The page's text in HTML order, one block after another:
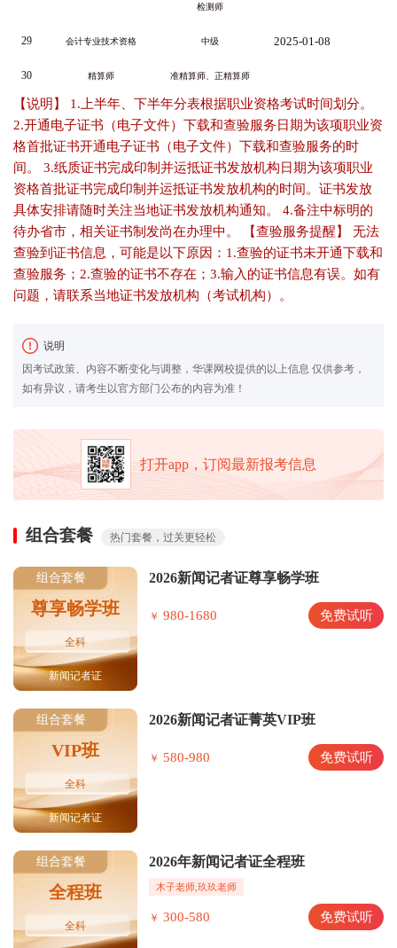
检测师
29 会计专业技术资格 中级 2025-01-08
30 精算师 准精算师、正精算师
【说明】 1.上半年、下半年分表根据职业资格考试时间划分。
2.开通电子证书（电子文件）下载和查验服务日期为该项职业资
格首批证书开通电子证书（电子文件）下载和查验服务的时
间。 3.纸质证书完成印制并运抵证书发放机构日期为该项职业
资格首批证书完成印制并运抵证书发放机构的时间。证书发放
具体安排请随时关注当地证书发放机构通知。 4.备注中标明的
待办省市，相关证书制发尚在办理中。 【查验服务提醒】 无法
查验到证书信息，可能是以下原因：1.查验的证书未开通下载和
查验服务；2.查验的证书不存在；3.输入的证书信息有误。如有
问题，请联系当地证书发放机构（考试机构）。
说明
因考试政策、内容不断变化与调整，华课网校提供的以上信息 仅供参考，
如有异议，请考生以官方部门公布的内容为准！
打开app，订阅最新报考信息
组合套餐 热门套餐，过关更轻松
组合套餐
尊享畅学班
全科
新闻记者证
2026新闻记者证尊享畅学班
￥ 980-1680 免费试听
组合套餐
VIP班
全科
新闻记者证
2026新闻记者证菁英VIP班
￥ 580-980 免费试听
组合套餐
全程班
全科
2026年新闻记者证全程班
木子老师,玖玖老师
￥ 300-580 免费试听